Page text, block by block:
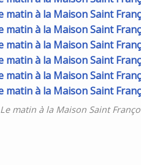
Le matin à la Maison Saint